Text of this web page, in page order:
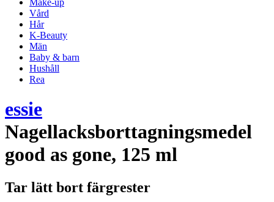
Make-up
Vård
Hår
K-Beauty
Män
Baby & barn
Hushåll
Rea
essie
Nagellacksborttagningsmedel
good as gone, 125 ml
Tar lätt bort färgrester